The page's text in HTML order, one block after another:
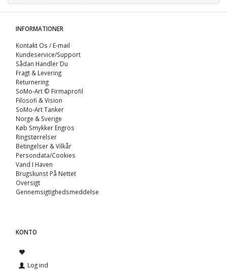
INFORMATIONER
Kontakt Os / E-mail
Kundeservice/Support
Sådan Handler Du
Fragt & Levering
Returnering
SoMo-Art © Firmaprofil
Filosofi & Vision
SoMo-Art Tanker
Norge & Sverige
Køb Smykker Engros
Ringstørrelser
Betingelser & Vilkår
Persondata/Cookies
Vand I Haven
Brugskunst På Nettet
Oversigt
Gennemsigtighedsmeddelse
KONTO
Log ind